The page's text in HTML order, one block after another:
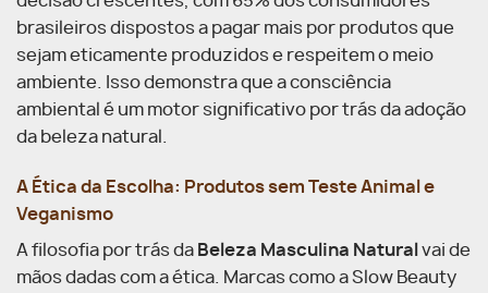
brasileiros dispostos a pagar mais por produtos que
sejam eticamente produzidos e respeitem o meio
ambiente. Isso demonstra que a consciência
ambiental é um motor significativo por trás da adoção
da beleza natural.
A Ética da Escolha: Produtos sem Teste Animal e
Veganismo
A filosofia por trás da Beleza Masculina Natural vai de
mãos dadas com a ética. Marcas como a Slow Beauty